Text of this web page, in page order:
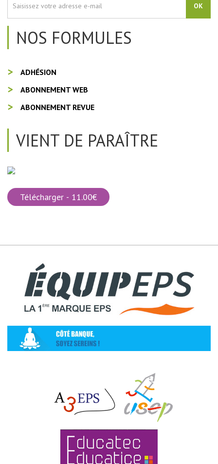
OK
NOS FORMULES
ADHÉSION
ABONNEMENT WEB
ABONNEMENT REVUE
VIENT DE PARAÎTRE
Télécharger - 11.00€